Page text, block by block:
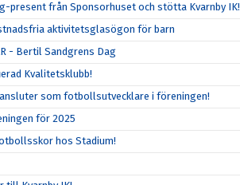
present från Sponsorhuset och stötta Kvarnby IK!
aktivitetsglasögon för barn
- Bertil Sandgrens Dag
Kvalitetsklubb!
som fotbollsutvecklare i föreningen!
för 2025
hos Stadium!